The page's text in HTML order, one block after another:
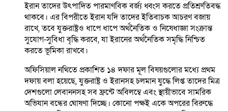
ইরান তাদের উৎপাদিত পারমাণবিক বর্জ্য ধ্বংস করতে প্রতিশ্রুতিবদ্ধ
থাকবে। এর বিপরীতে ইরান যদি তাদের ইতিবাচক আচরণ বজায়
রাখে, তবে যুক্তরাষ্ট্রও ধাপে ধাপে অর্থনৈতিক ও নিষেধাজ্ঞা সংক্রান্ত
সুযোগ-সুবিধা বৃদ্ধি করবে, যা ইরানের অর্থনৈতিক সমৃদ্ধি নিশ্চিত
করতে ভূমিকা রাখবে।
অফিসিয়াল নথিতে প্রকাশিত ১৪ দফার মূল বিষয়গুলোর মধ্যে প্রথম
দফায় বলা হয়েছে, যুক্তরাষ্ট্র ও ইরানসহ চলমান যুদ্ধে লিপ্ত তাদের মিত্র
দেশগুলো লেবাননসহ সব ফ্রন্টে অবিলম্বে এবং স্থায়ীভাবে সামরিক
অভিযান বন্ধের ঘোষণা দিচ্ছে। কোনো পক্ষই একে অপরের বিরুদ্ধে